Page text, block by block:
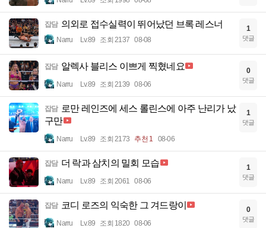
잡담 의외로 접수실력이 뛰어났던 브록 레스너
Narru Lv.89 조회 2137 08-08
1
댓글
잡담 알렉사 블리스 이쁘게 찍혔네요
Narru Lv.89 조회 2139 08-06
0
댓글
잡담 로만 레인즈에 세스 롤린스에 아주 난리가 났
구만
Narru Lv.89 조회 2173 추천 1 08-06
1
댓글
잡담 더 락과 삼치의 밀회 모습
Narru Lv.89 조회 2061 08-06
1
댓글
잡담 코디 로즈의 익숙한 그 겨드랑이
Narru Lv.89 조회 1820 08-06
0
댓글